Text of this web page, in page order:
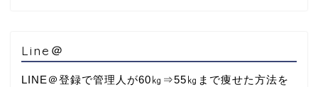
Line＠
LINE＠登録で管理人が60㎏⇒55㎏まで痩せた方法を